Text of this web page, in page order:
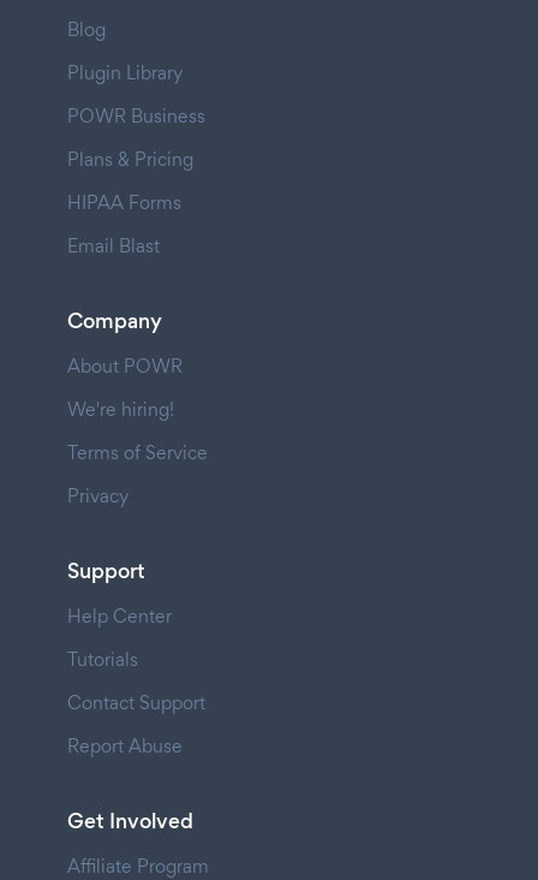
Blog
Plugin Library
POWR Business
Plans & Pricing
HIPAA Forms
Email Blast
Company
About POWR
We're hiring!
Terms of Service
Privacy
Support
Help Center
Tutorials
Contact Support
Report Abuse
Get Involved
Affiliate Program